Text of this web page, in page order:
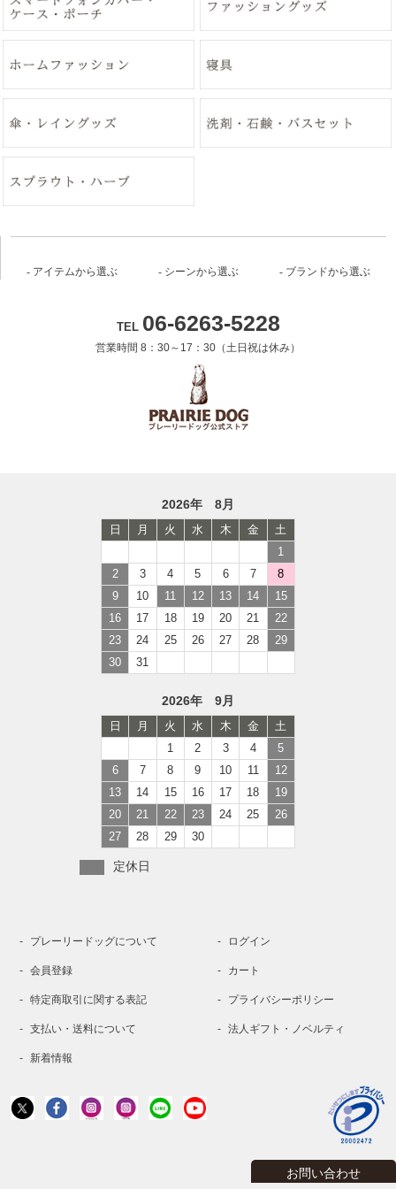
アイテムから選ぶ シーンから選ぶ ブランドから選ぶ
TEL 06-6263-5228
営業時間 8：30～17：30（土日祝は休み）
2026年 8月
日 月 火 水 木 金
土
1
2
3 4 5 6 7
8
9
10 11 12 13 14
15
16
17 18 19 20 21
22
23
24 25 26 27 28
29
30
31
2026年 9月
日 月 火 水 木 金
土
1
2 3 4
5
6
7 8 9 10 11
12
13
14 15 16 17 18
19
20
21 22 23 24 25
26
27
28 29 30
定休日
プレーリードッグについて ログイン
会員登録 カート
特定商取引に関する表記 プライバシーポリシー
支払い・送料について 法人ギフト・ノベルティ
新着情報
お問い合わせ